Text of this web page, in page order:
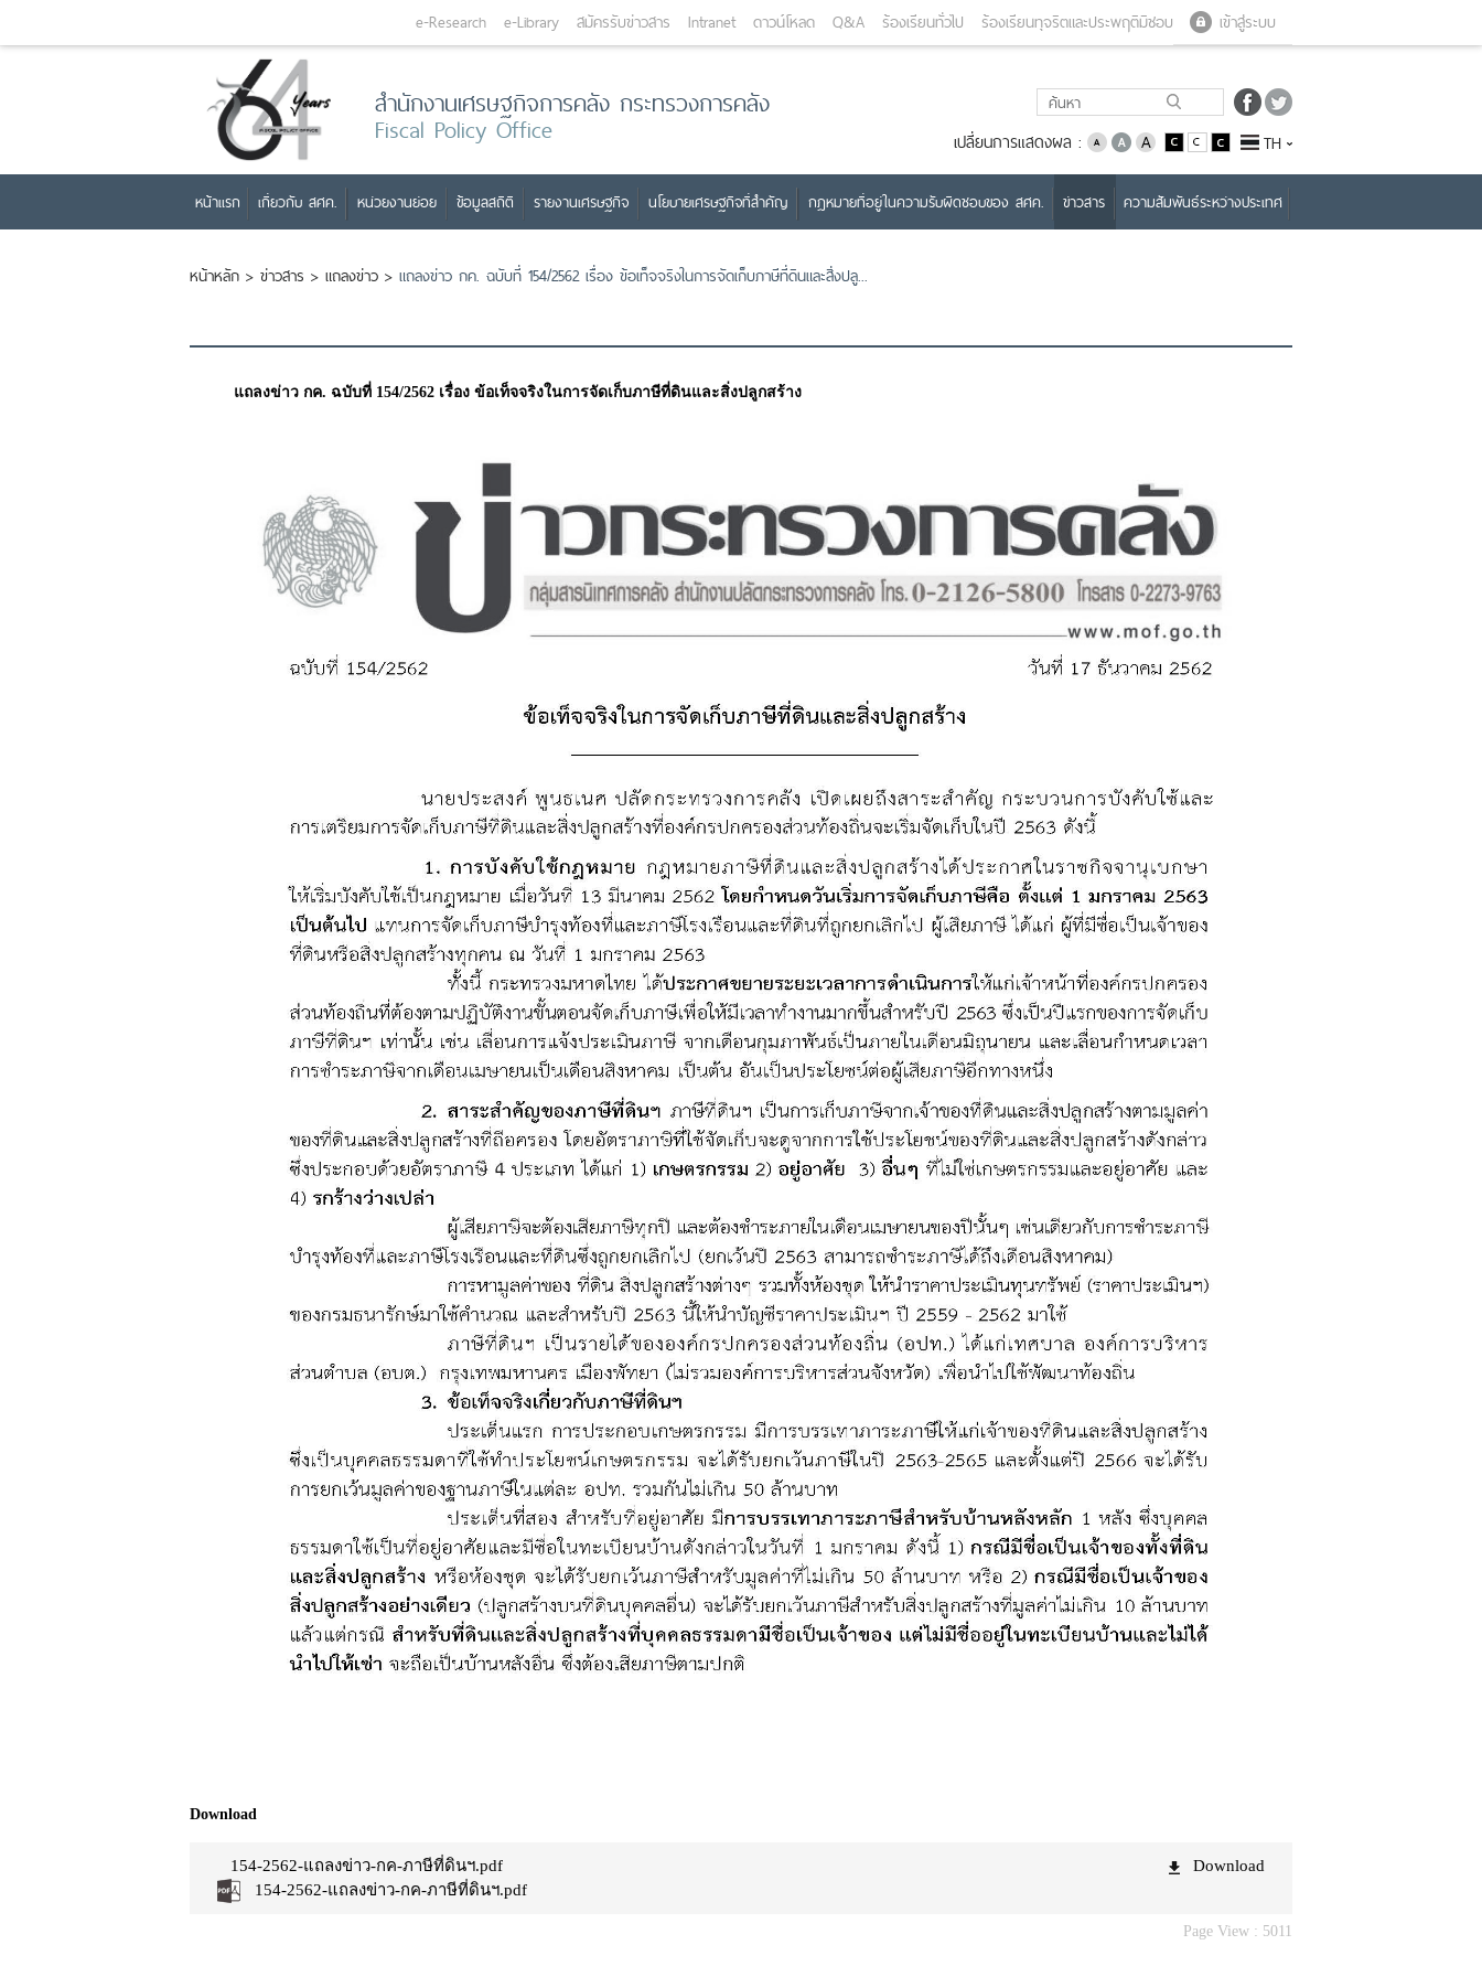
เข้าสู่ระบบ
e-Research e-Library สมัครรับข่าวสาร Intranet ดาวน์โหลด Q&A ร้องเรียนทั่วไป ร้องเรียนทุจริตและประพฤติมิชอบ
สำนักงานเศรษฐกิจการคลัง กระทรวงการคลัง
Fiscal Policy Office เปลี่ยนการแสดงผล : TH
หน้าแรก เกี่ยวกับ สศค. หน่วยงานย่อย ข้อมูลสถิติ รายงานเศรษฐกิจ นโยบายเศรษฐกิจที่สำคัญ กฎหมายที่อยู่ในความรับผิดชอบของ สศค. ข่าวสาร ความสัมพันธ์ระหว่างประเทศ
หน้าหลัก > ข่าวสาร > แถลงข่าว > แถลงข่าว กค. ฉบับที่ 154/2562 เรื่อง ข้อเท็จจริงในการจัดเก็บภาษีที่ดินและสิ่งปลู...
แถลงข่าว กค. ฉบับที่ 154/2562 เรื่อง ข้อเท็จจริงในการจัดเก็บภาษีที่ดินและสิ่งปลูกสร้าง
Download
154-2562-แถลงข่าว-กค-ภาษีที่ดินฯ.pdf
154-2562-แถลงข่าว-กค-ภาษีที่ดินฯ.pdf
Download
Page View : 5011